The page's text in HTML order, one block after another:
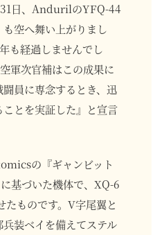
31日、AndurilのYFQ-44
空へ舞い上がりまし
も経過しませんでし
軍次官補はこの成果に
員に専念するとき、迅
とを実証した』と宣言
の『ギャンビット
基づいた機体で、XQ-6
ものです。V字尾翼と
装ベイを備えてステル